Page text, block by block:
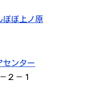
ぽぽ上ノ原
センター
２－１